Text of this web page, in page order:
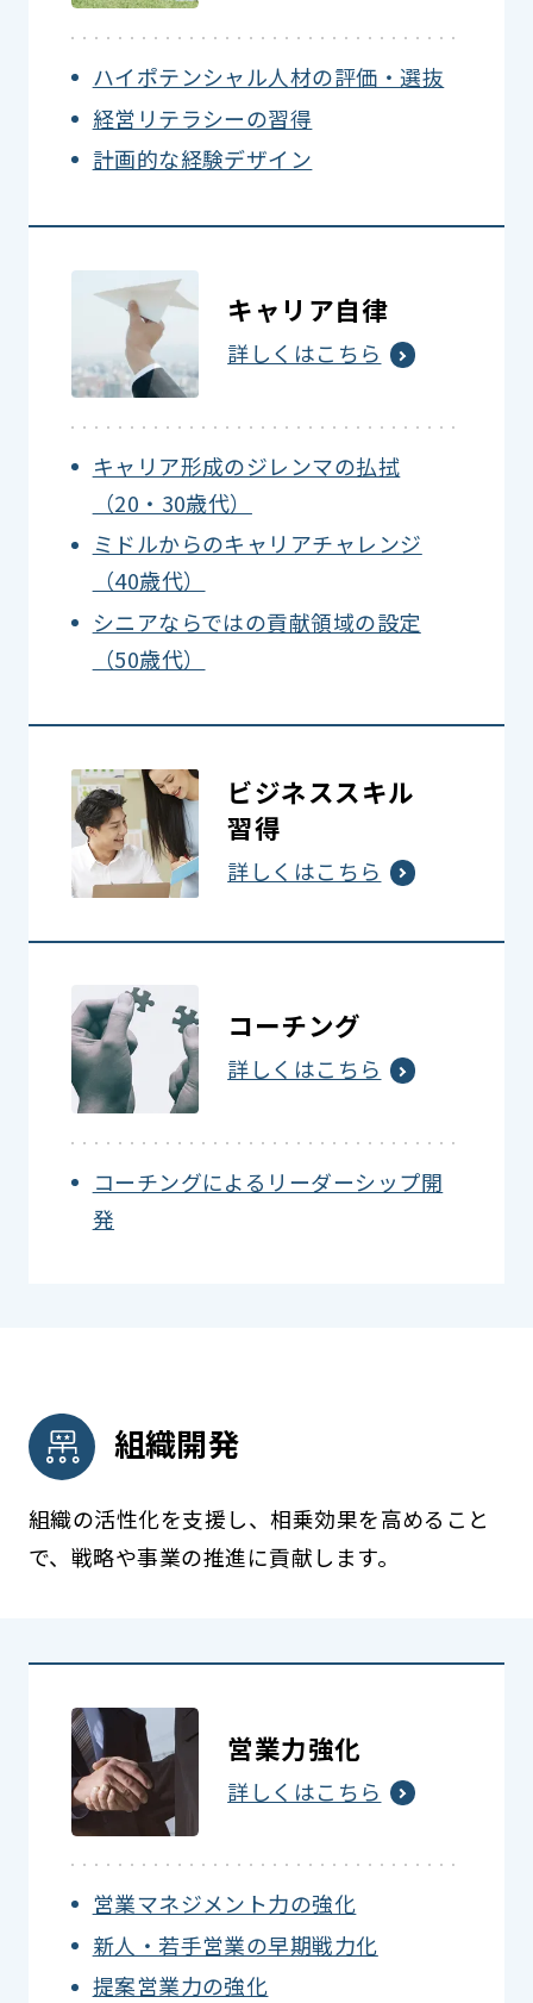
ハイポテンシャル人材の評価・選抜
経営リテラシーの習得
計画的な経験デザイン
キャリア自律
詳しくはこちら
キャリア形成のジレンマの払拭
（20・30歳代）
ミドルからのキャリアチャレンジ
（40歳代）
シニアならではの貢献領域の設定
（50歳代）
ビジネススキル
習得
詳しくはこちら
コーチング
詳しくはこちら
コーチングによるリーダーシップ開
発
組織開発
組織の活性化を支援し、相乗効果を高めること
で、戦略や事業の推進に貢献します。
営業力強化
詳しくはこちら
営業マネジメント力の強化
新人・若手営業の早期戦力化
提案営業力の強化